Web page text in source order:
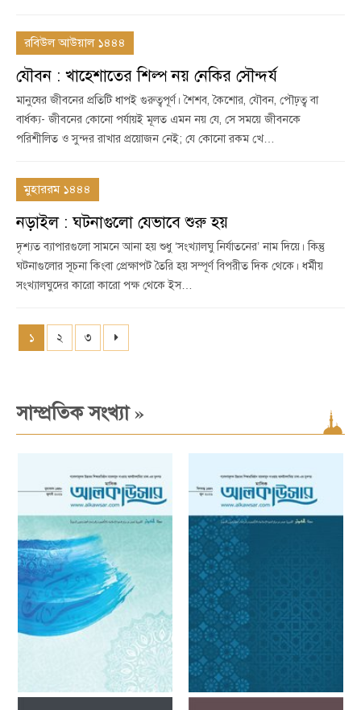
রবিউল আউয়াল ১৪৪৪
যৌবন : খাহেশাতের শিল্প নয় নেকির সৌন্দর্য
মানুষের জীবনের প্রতিটি ধাপই গুরুত্বপূর্ণ। শৈশব, কৈশোর, যৌবন, পৌঢ়ত্ব বা
বার্ধক্য- জীবনের কোনো পর্যায়ই মূলত এমন নয় যে, সে সময়ে জীবনকে
পরিশীলিত ও সুন্দর রাখার প্রয়োজন নেই; যে কোনো রকম খে…
মুহাররম ১৪৪৪
নড়াইল : ঘটনাগুলো যেভাবে শুরু হয়
দৃশ্যত ব্যাপারগুলো সামনে আনা হয় শুধু ‘সংখ্যালঘু নির্যাতনের’ নাম দিয়ে। কিন্তু
ঘটনাগুলোর সূচনা কিংবা প্রেক্ষাপট তৈরি হয় সম্পূর্ণ বিপরীত দিক থেকে। ধর্মীয়
সংখ্যালঘুদের কারো কারো পক্ষ থেকে ইস…
১ ২ ৩
সাম্প্রতিক সংখ্যা»